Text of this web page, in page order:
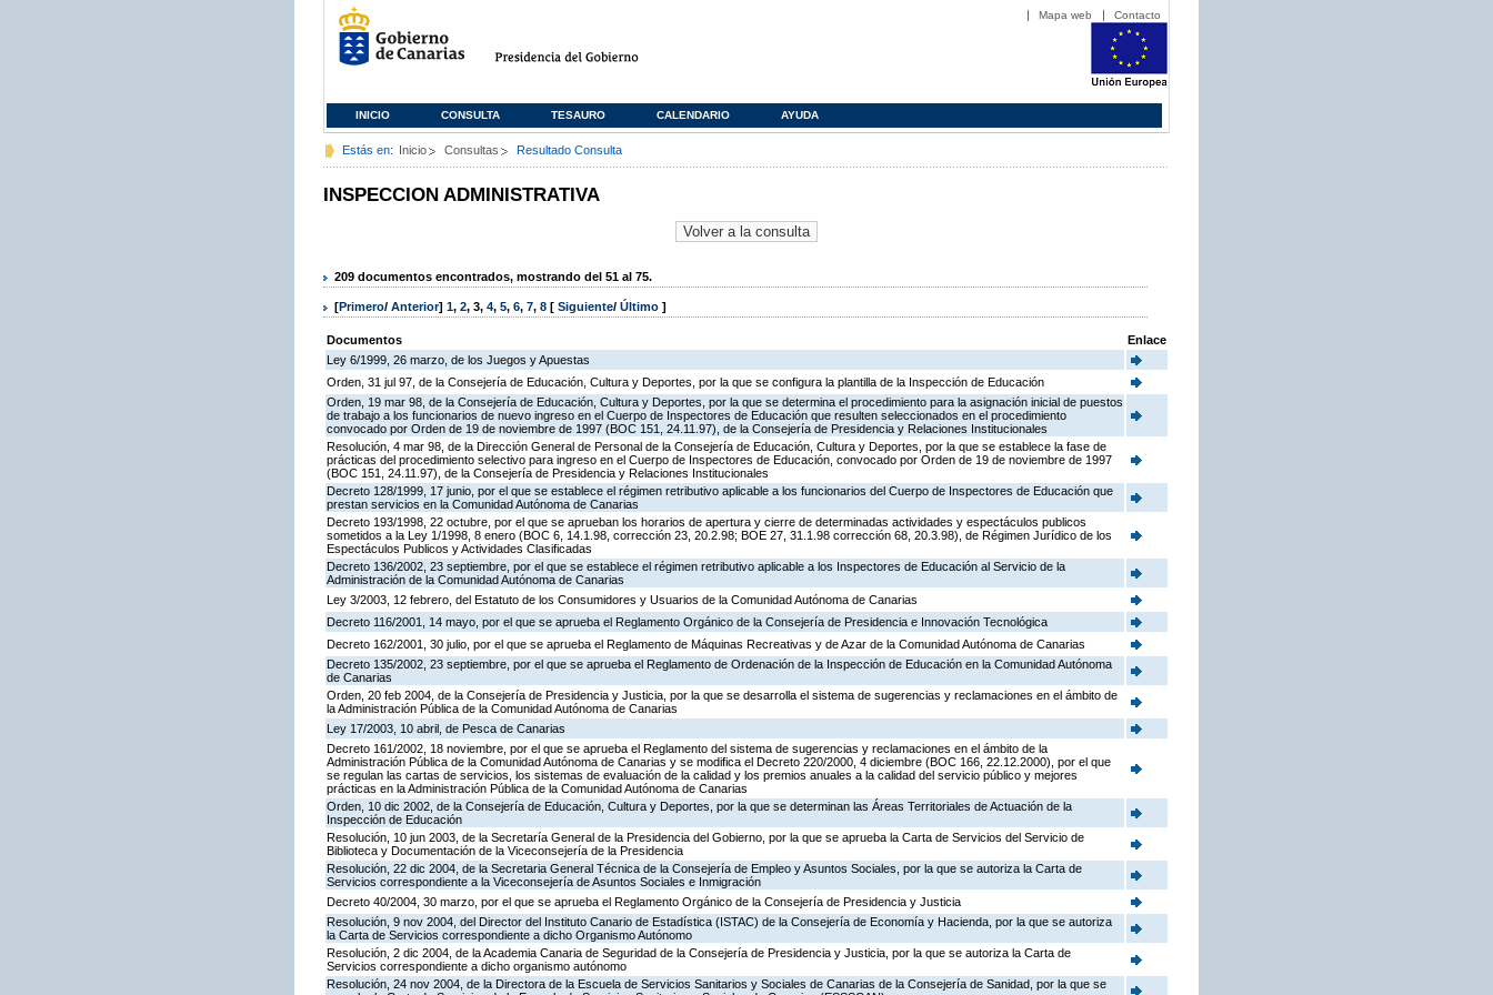
Mapa web Contacto
INICIO CONSULTA TESAURO CALENDARIO AYUDA
Estás en: Inicio Consultas Resultado Consulta
INSPECCION ADMINISTRATIVA
209 documentos encontrados, mostrando del 51 al 75.
[Primero/ Anterior] 1, 2, 3, 4, 5, 6, 7, 8 [ Siguiente/ Último ]
Documentos
Enlace
Ley 6/1999, 26 marzo, de los Juegos y Apuestas
Orden, 31 jul 97, de la Consejería de Educación, Cultura y Deportes, por la que se configura la plantilla de la Inspección de Educación
Orden, 19 mar 98, de la Consejería de Educación, Cultura y Deportes, por la que se determina el procedimiento para la asignación inicial de puestos
de trabajo a los funcionarios de nuevo ingreso en el Cuerpo de Inspectores de Educación que resulten seleccionados en el procedimiento
convocado por Orden de 19 de noviembre de 1997 (BOC 151, 24.11.97), de la Consejería de Presidencia y Relaciones Institucionales
Resolución, 4 mar 98, de la Dirección General de Personal de la Consejería de Educación, Cultura y Deportes, por la que se establece la fase de
prácticas del procedimiento selectivo para ingreso en el Cuerpo de Inspectores de Educación, convocado por Orden de 19 de noviembre de 1997
(BOC 151, 24.11.97), de la Consejería de Presidencia y Relaciones Institucionales
Decreto 128/1999, 17 junio, por el que se establece el régimen retributivo aplicable a los funcionarios del Cuerpo de Inspectores de Educación que
prestan servicios en la Comunidad Autónoma de Canarias
Decreto 193/1998, 22 octubre, por el que se aprueban los horarios de apertura y cierre de determinadas actividades y espectáculos publicos
sometidos a la Ley 1/1998, 8 enero (BOC 6, 14.1.98, corrección 23, 20.2.98; BOE 27, 31.1.98 corrección 68, 20.3.98), de Régimen Jurídico de los
Espectáculos Publicos y Actividades Clasificadas
Decreto 136/2002, 23 septiembre, por el que se establece el régimen retributivo aplicable a los Inspectores de Educación al Servicio de la
Administración de la Comunidad Autónoma de Canarias
Ley 3/2003, 12 febrero, del Estatuto de los Consumidores y Usuarios de la Comunidad Autónoma de Canarias
Decreto 116/2001, 14 mayo, por el que se aprueba el Reglamento Orgánico de la Consejería de Presidencia e Innovación Tecnológica
Decreto 162/2001, 30 julio, por el que se aprueba el Reglamento de Máquinas Recreativas y de Azar de la Comunidad Autónoma de Canarias
Decreto 135/2002, 23 septiembre, por el que se aprueba el Reglamento de Ordenación de la Inspección de Educación en la Comunidad Autónoma
de Canarias
Orden, 20 feb 2004, de la Consejería de Presidencia y Justicia, por la que se desarrolla el sistema de sugerencias y reclamaciones en el ámbito de
la Administración Pública de la Comunidad Autónoma de Canarias
Ley 17/2003, 10 abril, de Pesca de Canarias
Decreto 161/2002, 18 noviembre, por el que se aprueba el Reglamento del sistema de sugerencias y reclamaciones en el ámbito de la
Administración Pública de la Comunidad Autónoma de Canarias y se modifica el Decreto 220/2000, 4 diciembre (BOC 166, 22.12.2000), por el que
se regulan las cartas de servicios, los sistemas de evaluación de la calidad y los premios anuales a la calidad del servicio público y mejores
prácticas en la Administración Pública de la Comunidad Autónoma de Canarias
Orden, 10 dic 2002, de la Consejería de Educación, Cultura y Deportes, por la que se determinan las Áreas Territoriales de Actuación de la
Inspección de Educación
Resolución, 10 jun 2003, de la Secretaría General de la Presidencia del Gobierno, por la que se aprueba la Carta de Servicios del Servicio de
Biblioteca y Documentación de la Viceconsejería de la Presidencia
Resolución, 22 dic 2004, de la Secretaria General Técnica de la Consejería de Empleo y Asuntos Sociales, por la que se autoriza la Carta de
Servicios correspondiente a la Viceconsejería de Asuntos Sociales e Inmigración
Decreto 40/2004, 30 marzo, por el que se aprueba el Reglamento Orgánico de la Consejería de Presidencia y Justicia
Resolución, 9 nov 2004, del Director del Instituto Canario de Estadística (ISTAC) de la Consejería de Economía y Hacienda, por la que se autoriza
la Carta de Servicios correspondiente a dicho Organismo Autónomo
Resolución, 2 dic 2004, de la Academia Canaria de Seguridad de la Consejería de Presidencia y Justicia, por la que se autoriza la Carta de
Servicios correspondiente a dicho organismo autónomo
Resolución, 24 nov 2004, de la Directora de la Escuela de Servicios Sanitarios y Sociales de Canarias de la Consejería de Sanidad, por la que se